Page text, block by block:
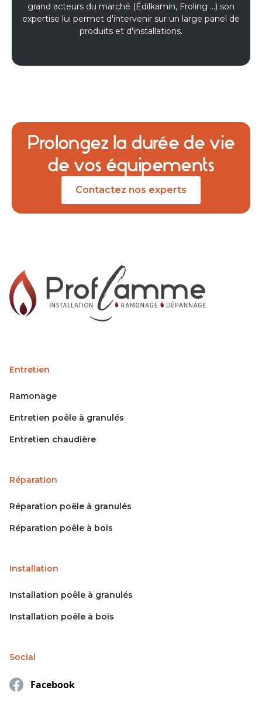
grand acteurs du marché (Édilkamin, Froling ...) son
expertise lui permet d'intervenir sur un large panel de
produits et d'installations.
Prolongez la durée de vie
de vos équipements
Contactez nos experts
Entretien
Ramonage
Entretien poêle à granulés
Entretien chaudière
Réparation
Réparation poêle à granulés
Réparation poêle à bois
Installation
Installation poêle à granulés
Installation poêle à bois
Social
Facebook